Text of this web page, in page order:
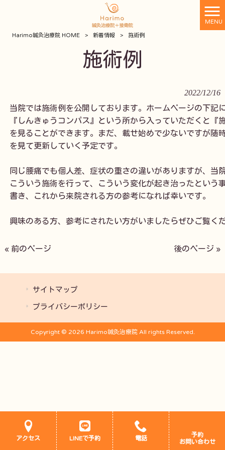
MENU
Harimo鍼灸治療院 HOME > 新着情報 > 施術例
施術例
2022/12/16
当院では施術例を公開しております。ホームページの下記
『しんきゅうコンパス』という所から入っていただくと『
を見ることができます。まだ、載せ始めで少ないですが随
を見て更新していく予定です。
同じ腰痛でも個人差、症状の重さの違いがありますが、当
こういう施術を行って、こういう変化が起き治ったという
書き、これから来院される方の参考になれば幸いです。
興味のある方、参考にされたい方がいましたらぜひご覧く
« 前のページ 後のページ »
サイトマップ
プライバシーポリシー
Copyright © 2026 Harimo鍼灸治療院 All rights Reserved.
アクセス LINEで予約 電話
予約
お問い合わせ